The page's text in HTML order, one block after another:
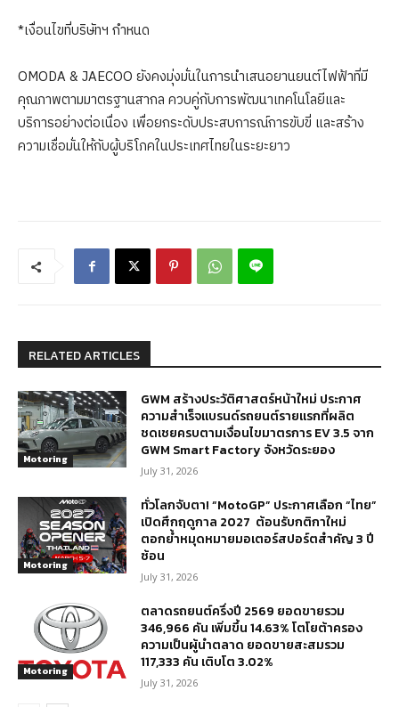
*เงื่อนไขที่บริษัทฯ กำหนด
OMODA & JAECOO ยังคงมุ่งมั่นในการนำเสนอยานยนต์ไฟฟ้าที่มี
คุณภาพตามมาตรฐานสากล ควบคู่กับการพัฒนาเทคโนโลยีและ
บริการอย่างต่อเนื่อง เพื่อยกระดับประสบการณ์การขับขี่ และสร้าง
ความเชื่อมั่นให้กับผู้บริโภคในประเทศไทยในระยะยาว
RELATED ARTICLES
Motoring
GWM สร้างประวัติศาสตร์หน้าใหม่ ประกาศ
ความสำเร็จแบรนด์รถยนต์รายแรกที่ผลิต
ชดเชยครบตามเงื่อนไขมาตรการ EV 3.5 จาก
GWM Smart Factory จังหวัดระยอง
July 31, 2026
Motoring
ทั่วโลกจับตา! “MotoGP” ประกาศเลือก “ไทย”
เปิดศึกฤดูกาล 2027 ต้อนรับกติกาใหม่
ตอกย้ำหมุดหมายมอเตอร์สปอร์ตสำคัญ 3 ปี
ซ้อน
July 31, 2026
Motoring
ตลาดรถยนต์ครึ่งปี 2569 ยอดขายรวม
346,966 คัน เพิ่มขึ้น 14.63% โตโยต้าครอง
ความเป็นผู้นำตลาด ยอดขายสะสมรวม
117,333 คัน เติบโต 3.02%
July 31, 2026